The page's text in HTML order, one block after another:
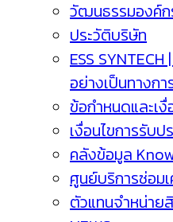
วัฒนธรรมองค์
ประวัติบริษัท
ESS
อย่างเป็นทางกา
ข้อกำหนดและเ
เงื่อนไขการรับป
คลังข้อมูล
ศูนย์บริการซ่อม
ตัวแทนจำหน่าย